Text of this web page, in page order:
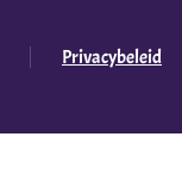
Privacybeleid